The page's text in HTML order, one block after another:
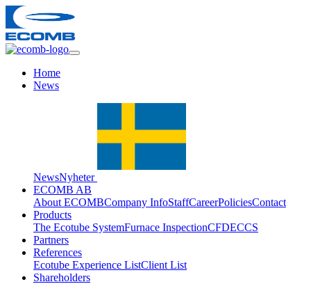
Home
News
NewsNyheter
ECOMB AB
About ECOMBCompany InfoStaffCareerPoliciesContact
Products
The Ecotube SystemFurnace InspectionCFDECCS
Partners
References
Ecotube Experience ListClient List
Shareholders